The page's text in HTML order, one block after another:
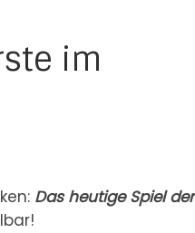
im
Das heutige Spiel der